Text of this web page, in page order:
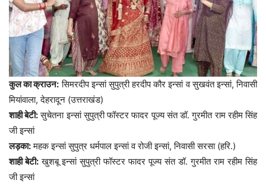
कुल का क्राउन: सिमरदीप इन्सां सुपुत्री हरदीप कौर इन्सां व सुखवंत इन्सां, निवासी
मियांवाला, देहरादून (उत्तराखंड)
शाही बेटी:सुचेतना इन्सां सुपुत्री फॉस्टर फादर पूज्य संत डॉ. गुरमीत राम रहीम सिंह
जी इन्सां
लड़का:महक इन्सां सुपुत्र धर्मपाल इन्सां व रोजी इन्सां, निवासी सरसा (हरि.)
शाही बेटी: खुशबू इन्सां सुपुत्री फॉस्टर फादर पूज्य संत डॉ. गुरमीत राम रहीम सिंह
जी इन्सां